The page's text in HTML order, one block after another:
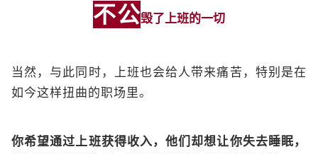
不公毁了上班的一切
当然，与此同时，上班也会给人带来痛苦，特别是在
如今这样扭曲的职场里。
你希望通过上班获得收入，他们却想让你失去睡眠，